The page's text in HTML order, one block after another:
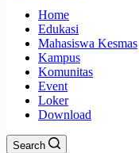
Home
Edukasi
Mahasiswa Kesmas
Kampus
Komunitas
Event
Loker
Download
Search